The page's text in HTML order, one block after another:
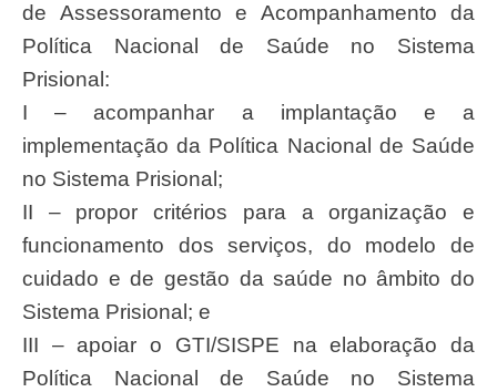
de Assessoramento e Acompanhamento da
Política Nacional de Saúde no Sistema
Prisional:
I – acompanhar a implantação e a
implementação da Política Nacional de Saúde
no Sistema Prisional;
II – propor critérios para a organização e
funcionamento dos serviços, do modelo de
cuidado e de gestão da saúde no âmbito do
Sistema Prisional; e
III – apoiar o GTI/SISPE na elaboração da
Política Nacional de Saúde no Sistema